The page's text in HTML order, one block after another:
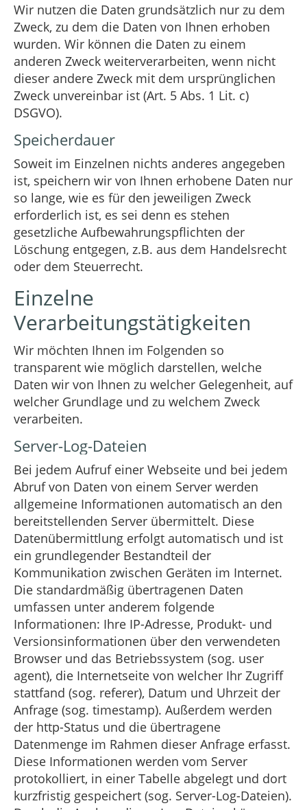
Wir nutzen die Daten grundsätzlich nur zu dem
Zweck, zu dem die Daten von Ihnen erhoben
wurden. Wir können die Daten zu einem
anderen Zweck weiterverarbeiten, wenn nicht
dieser andere Zweck mit dem ursprünglichen
Zweck unvereinbar ist (Art. 5 Abs. 1 Lit. c)
DSGVO).
Speicherdauer
Soweit im Einzelnen nichts anderes angegeben
ist, speichern wir von Ihnen erhobene Daten nur
so lange, wie es für den jeweiligen Zweck
erforderlich ist, es sei denn es stehen
gesetzliche Aufbewahrungspflichten der
Löschung entgegen, z.B. aus dem Handelsrecht
oder dem Steuerrecht.
Einzelne
Verarbeitungstätigkeiten
Wir möchten Ihnen im Folgenden so
transparent wie möglich darstellen, welche
Daten wir von Ihnen zu welcher Gelegenheit, auf
welcher Grundlage und zu welchem Zweck
verarbeiten.
Server-Log-Dateien
Bei jedem Aufruf einer Webseite und bei jedem
Abruf von Daten von einem Server werden
allgemeine Informationen automatisch an den
bereitstellenden Server übermittelt. Diese
Datenübermittlung erfolgt automatisch und ist
ein grundlegender Bestandteil der
Kommunikation zwischen Geräten im Internet.
Die standardmäßig übertragenen Daten
umfassen unter anderem folgende
Informationen: Ihre IP-Adresse, Produkt- und
Versionsinformationen über den verwendeten
Browser und das Betriebssystem (sog. user
agent), die Internetseite von welcher Ihr Zugriff
stattfand (sog. referer), Datum und Uhrzeit der
Anfrage (sog. timestamp). Außerdem werden
der http-Status und die übertragene
Datenmenge im Rahmen dieser Anfrage erfasst.
Diese Informationen werden vom Server
protokolliert, in einer Tabelle abgelegt und dort
kurzfristig gespeichert (sog. Server-Log-Dateien).